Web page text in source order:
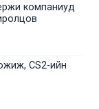
компаниуд
CS2-ийн